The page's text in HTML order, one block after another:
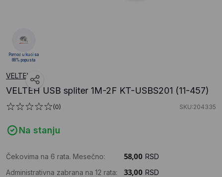
VELTEH
VELTEH USB spliter 1M-2F KT-USBS201 (11-457)
(0) SKU:204335
Na stanju
Čekovima na 6 rata. Mesečno:
RSD
Administrativna zabrana na 12 rata:
RSD
Pomoć u kući sa
88% popusta